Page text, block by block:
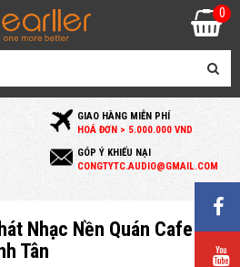
GIAO HÀNG MIỄN PHÍ
HOÁ ĐƠN > 5.000.000 VND
GÓP Ý KHIẾU NẠI
CONGTYTC.AUDIO@GMAIL.COM
0
Nhạc Nền Quán Cafe
Tân